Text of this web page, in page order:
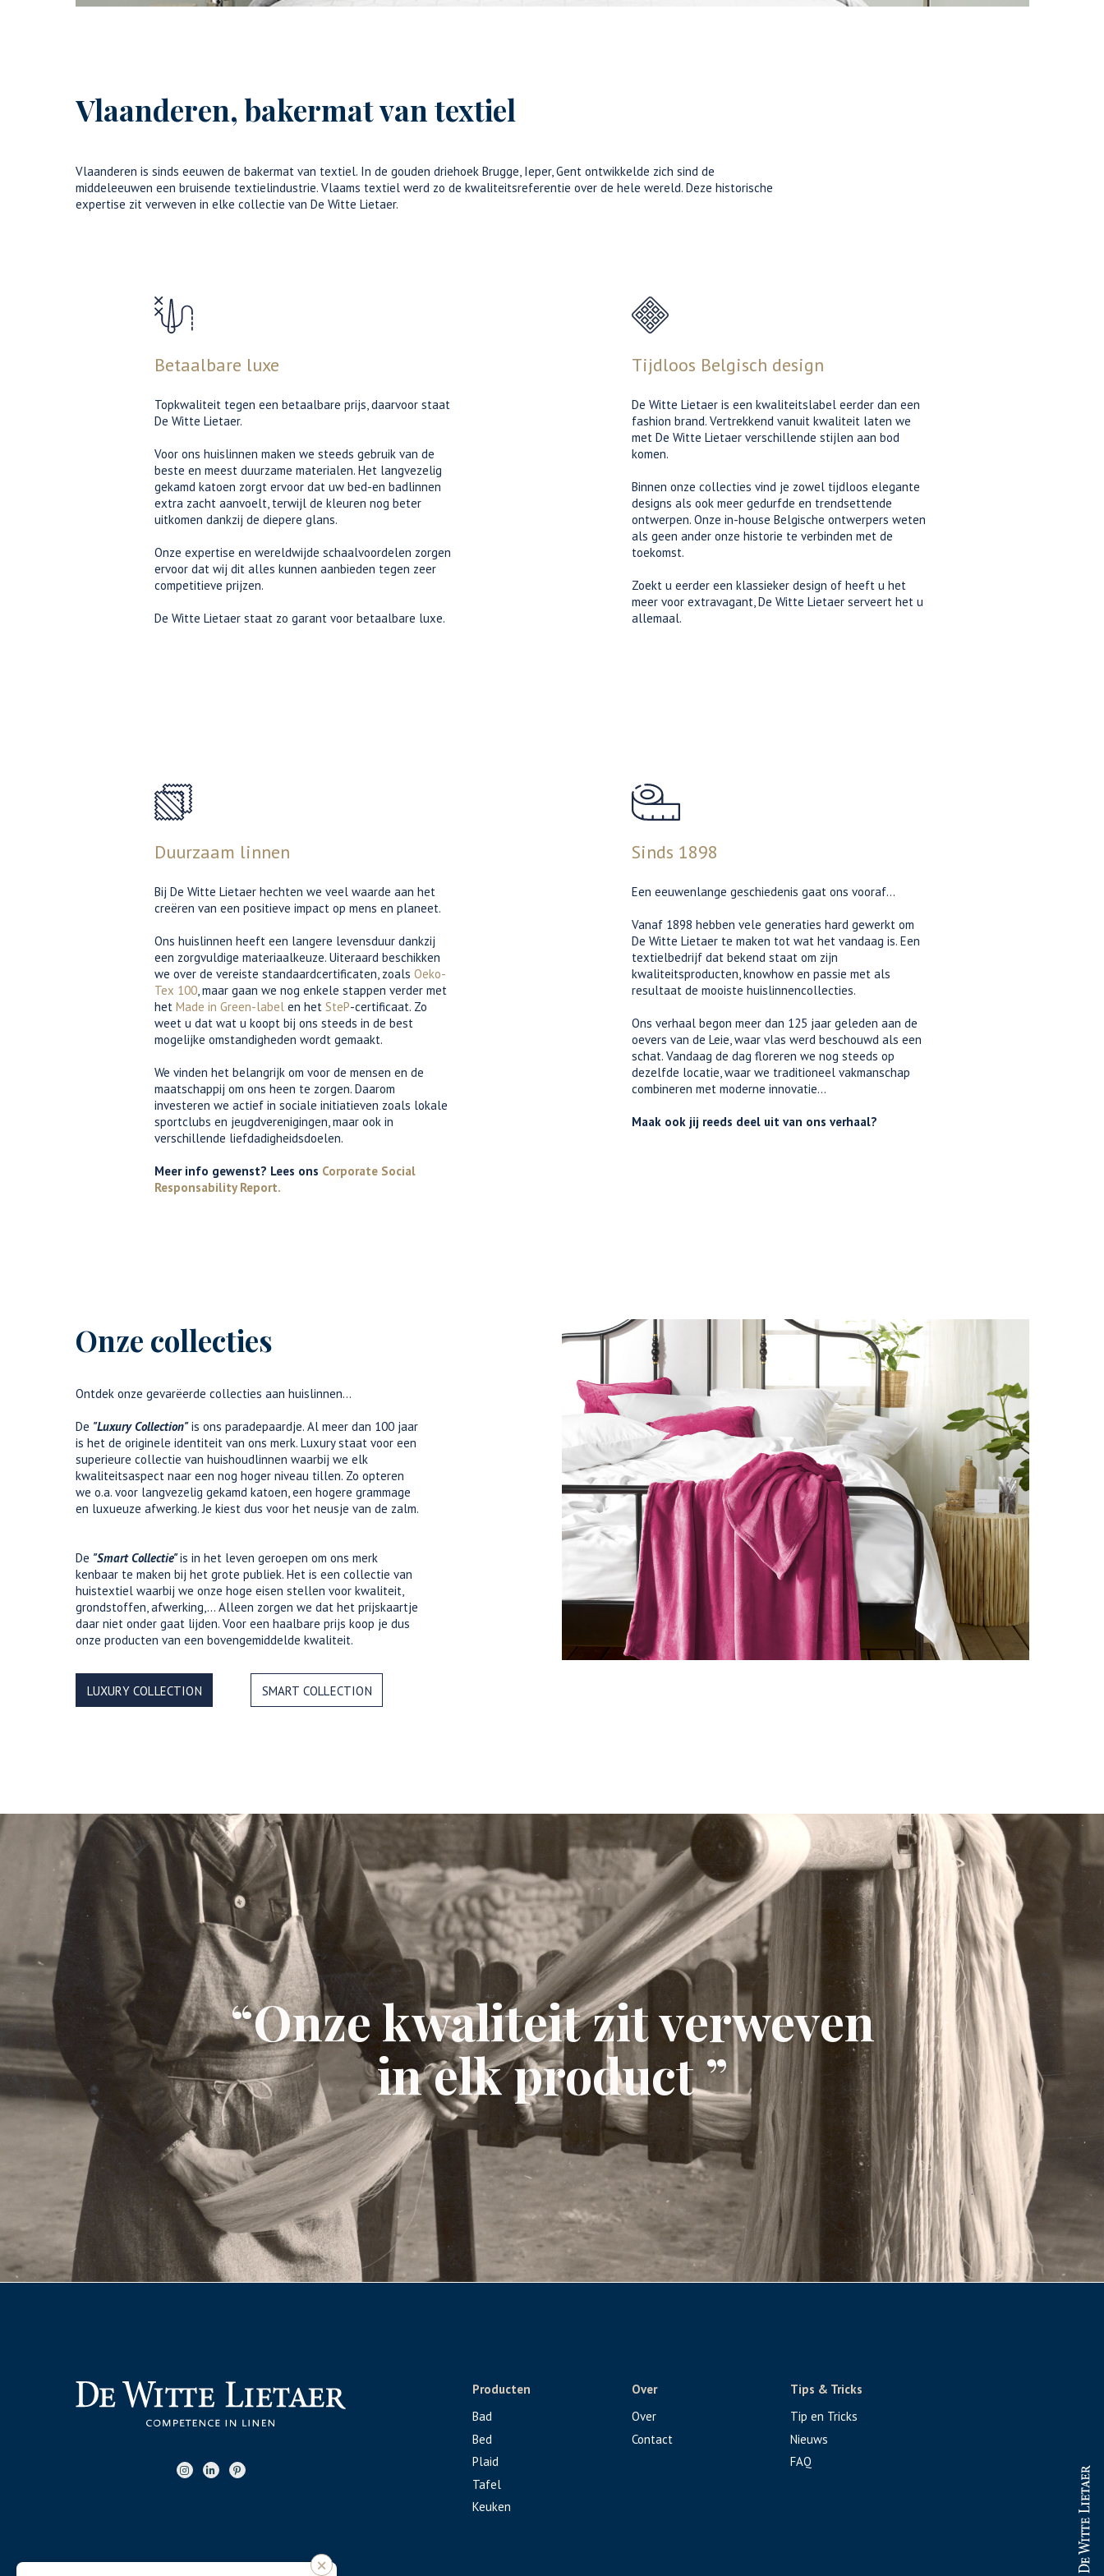
Vlaanderen, bakermat van textiel
Vlaanderen is sinds eeuwen de bakermat van textiel. In de gouden driehoek Brugge, Ieper, Gent ontwikkelde zich sind de
middeleeuwen een bruisende textielindustrie. Vlaams textiel werd zo de kwaliteitsreferentie over de hele wereld. Deze historische
expertise zit verweven in elke collectie van De Witte Lietaer.
Betaalbare luxe
Topkwaliteit tegen een betaalbare prijs, daarvoor staat
De Witte Lietaer.
Voor ons huislinnen maken we steeds gebruik van de
beste en meest duurzame materialen. Het langvezelig
gekamd katoen zorgt ervoor dat uw bed-en badlinnen
extra zacht aanvoelt, terwijl de kleuren nog beter
uitkomen dankzij de diepere glans.
Onze expertise en wereldwijde schaalvoordelen zorgen
ervoor dat wij dit alles kunnen aanbieden tegen zeer
competitieve prijzen.
De Witte Lietaer staat zo garant voor betaalbare luxe.
Duurzaam linnen
Bij De Witte Lietaer hechten we veel waarde aan het
creëren van een positieve impact op mens en planeet.
Ons huislinnen heeft een langere levensduur dankzij
een zorgvuldige materiaalkeuze. Uiteraard beschikken
we over de vereiste standaardcertificaten, zoalsOeko-
Tex 100, maar gaan we nog enkele stappen verder met
hetMade in Green-label en hetSteP-certificaat. Zo
weet u dat wat u koopt bij ons steeds in de best
mogelijke omstandigheden wordt gemaakt.
We vinden het belangrijk om voor de mensen en de
maatschappij om ons heen te zorgen. Daarom
investeren we actief in sociale initiatieven zoals lokale
sportclubs en jeugdverenigingen, maar ook in
verschillende liefdadigheidsdoelen.
Meer info gewenst? Lees ons Corporate Social
Responsability Report.
Tijdloos Belgisch design
De Witte Lietaer is een kwaliteitslabel eerder dan een
fashion brand. Vertrekkend vanuit kwaliteit laten we
met De Witte Lietaer verschillende stijlen aan bod
komen.
Binnen onze collecties vind je zowel tijdloos elegante
designs als ook meer gedurfde en trendsettende
ontwerpen. Onze in-house Belgische ontwerpers weten
als geen ander onze historie te verbinden met de
toekomst.
Zoekt u eerder een klassieker design of heeft u het
meer voor extravagant, De Witte Lietaer serveert het u
allemaal.
Sinds 1898
Een eeuwenlange geschiedenis gaat ons vooraf...
Vanaf 1898 hebben vele generaties hard gewerkt om
De Witte Lietaer te maken tot wat het vandaag is. Een
textielbedrijf dat bekend staat om zijn
kwaliteitsproducten, knowhow en passie met als
resultaat de mooiste huislinnencollecties.
Ons verhaal begon meer dan 125 jaar geleden aan de
oevers van de Leie, waar vlas werd beschouwd als een
schat. Vandaag de dag floreren we nog steeds op
dezelfde locatie, waar we traditioneel vakmanschap
combineren met moderne innovatie...
Maak ook jij reeds deel uit van ons verhaal?
Onze collecties
Ontdek onze gevarëerde collecties aan huislinnen...
De "Luxury Collection"is ons paradepaardje. Al meer dan 100 jaar
is het de originele identiteit van ons merk. Luxury staat voor een
superieure collectie van huishoudlinnen waarbij we elk
kwaliteitsaspect naar een nog hoger niveau tillen. Zo opteren
we o.a. voor langvezelig gekamd katoen, een hogere grammage
en luxueuze afwerking. Je kiest dus voor het neusje van de zalm.
De "Smart Collectie"is in het leven geroepen om ons merk
kenbaar te maken bij het grote publiek. Het is een collectie van
huistextiel waarbij we onze hoge eisen stellen voor kwaliteit,
grondstoffen, afwerking,... Alleen zorgen we dat het prijskaartje
daar niet onder gaat lijden. Voor een haalbare prijs koop je dus
onze producten van een bovengemiddelde kwaliteit.
LUXURY COLLECTION SMART COLLECTION
“Onze kwaliteit zit verweven
in elk product ”
Producten
Bad
Bed
Plaid
Tafel
Keuken
Over
Over
Contact
Tips & Tricks
Tip en Tricks
Nieuws
FAQ